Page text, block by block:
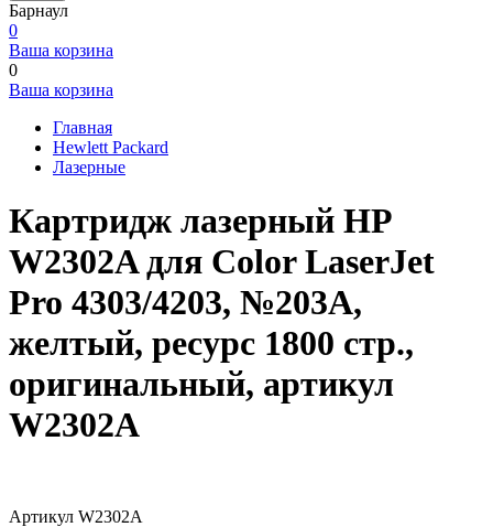
Барнаул
0
Ваша корзина
0
Ваша корзина
Главная
Hewlett Packard
Лазерные
Картридж лазерный HP
W2302A для Color LaserJet
Pro 4303/4203, №203A,
желтый, ресурс 1800 стр.,
оригинальный, артикул
W2302A
Артикул W2302A